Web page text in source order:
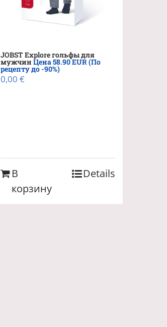
JOBST Explore гольфы для
мужчин Цена 58.90 EUR (По
рецепту до -90%)
0,00 €
В
корзину
Details